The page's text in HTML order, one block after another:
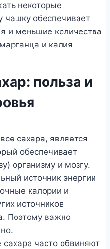
некоторые
обеспечивает
и меньшие количества
и калия.
польза и
сахара, является
обеспечивает
организму и мозгу.
источник энергии
калории и
источников
Поэтому важно
часто обвиняют